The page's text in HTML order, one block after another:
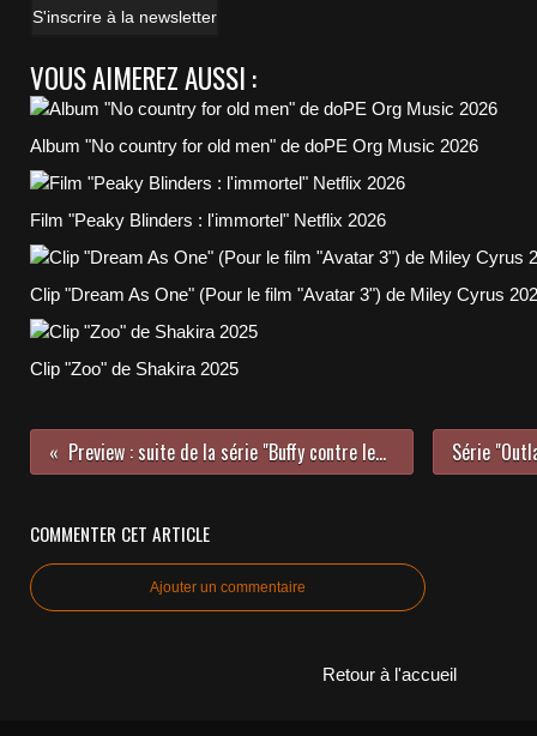
S'inscrire à la newsletter
VOUS AIMEREZ AUSSI :
Album "No country for old men" de doPE Org Music 2026
Film "Peaky Blinders : l'immortel" Netflix 2026
Clip "Dream As One" (Pour le film "Avatar 3") de Miley Cyrus
Clip "Zoo" de Shakira 2025
Preview : suite de la série "Buffy contre les vampires" 2025/2026
COMMENTER CET ARTICLE
Ajouter un commentaire
Retour à l'accueil